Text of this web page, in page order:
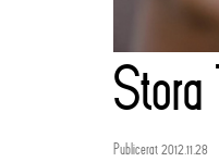
Publicerat 2012.11.28